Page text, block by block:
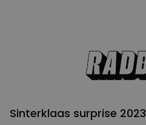
Sinterklaas surprise 2023